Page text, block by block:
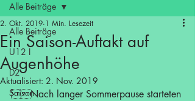
Alle Beiträge
U12 I
D2
Saison
Alle Beiträge
Ein Saison-Auftakt auf
Augenhöhe
2. Okt. 2019 1 Min. Lesezeit
Aktualisiert: 2. Nov. 2019
Nach langer Sommerpause starteten